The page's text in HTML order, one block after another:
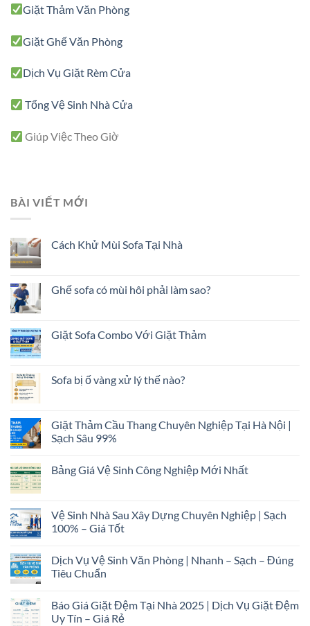
Giặt Thảm Văn Phòng
Giặt Ghế Văn Phòng
Dịch Vụ Giặt Rèm Cửa
Tổng Vệ Sinh Nhà Cửa
Giúp Việc Theo Giờ
BÀI VIẾT MỚI
Cách Khử Mùi Sofa Tại Nhà
Ghế sofa có mùi hôi phải làm sao?
Giặt Sofa Combo Với Giặt Thảm
Sofa bị ố vàng xử lý thế nào?
Giặt Thảm Cầu Thang Chuyên Nghiệp Tại Hà Nội |
Sạch Sâu 99%
Bảng Giá Vệ Sinh Công Nghiệp Mới Nhất
Vệ Sinh Nhà Sau Xây Dựng Chuyên Nghiệp | Sạch
100% – Giá Tốt
Dịch Vụ Vệ Sinh Văn Phòng | Nhanh – Sạch – Đúng
Tiêu Chuẩn
Báo Giá Giặt Đệm Tại Nhà 2025 | Dịch Vụ Giặt Đệm
Uy Tín – Giá Rẻ